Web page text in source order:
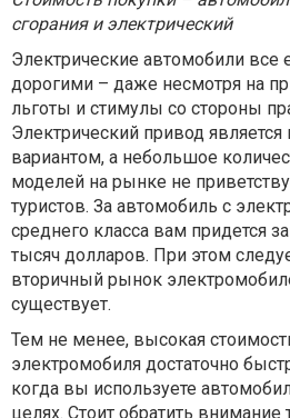
сгорания и электрический
Электрические автомобили все
дорогими – даже несмотря на
льготы и стимулы со стороны
Электрический привод
вариантом, а небольшое
моделей на рынке не
туристов. За автомобиль с
среднего класса вам придется
тысяч долларов. При этом
вторичный рынок
существует.
Тем не менее, высокая
электромобиля достаточно
когда вы используете
целях. Стоит обратить